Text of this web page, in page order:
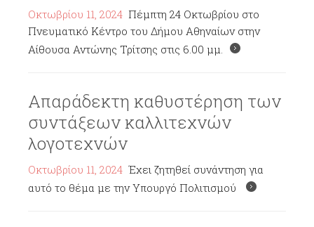
Οκτωβρίου 11, 2024 Πέμπτη 24 Οκτωβρίου στο
Πνευματικό Κέντρο του Δήμου Αθηναίων στην
Αίθουσα Αντώνης Τρίτσης στις 6.00 μμ.
Απαράδεκτη καθυστέρηση των
συντάξεων καλλιτεχνών
λογοτεχνών
Οκτωβρίου 11, 2024 Έχει ζητηθεί συνάντηση για
αυτό το θέμα με την Υπουργό Πολιτισμού